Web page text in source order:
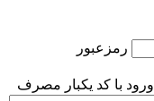
رمزعبور
ورود با کد یکبار مصرف